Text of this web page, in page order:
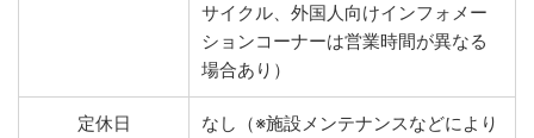
サイクル、外国人向けインフォメー
ションコーナーは営業時間が異なる
場合あり）
定休日
なし（※施設メンテナンスなどにより